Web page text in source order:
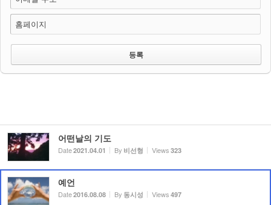
홈페이지
어떤날의 기도
Date2021.04.01 By 비선형 Views 323
예언
Date2016.08.08 By 동시성 Views 497